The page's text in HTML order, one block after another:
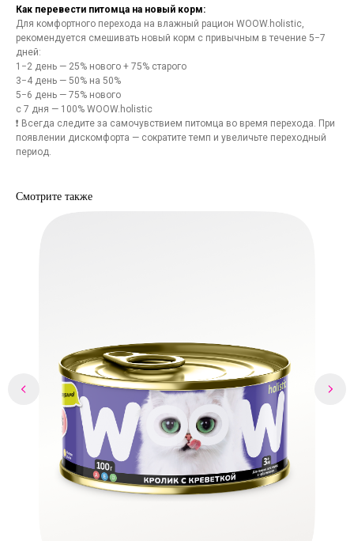
Как перевести питомца на новый корм:
Для комфортного перехода на влажный рацион WOOW.holistic,
рекомендуется смешивать новый корм с привычным в течение 5−7
дней:
1−2 день — 25% нового + 75% старого
3−4 день — 50% на 50%
5−6 день — 75% нового
с 7 дня — 100% WOOW.holistic
❗ Всегда следите за самочувствием питомца во время перехода. При
появлении дискомфорта — сократите темп и увеличьте переходный
период.
Смотрите также